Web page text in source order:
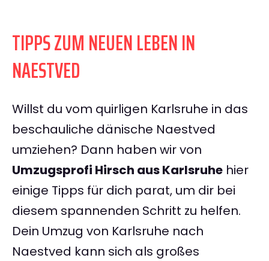
TIPPS ZUM NEUEN LEBEN IN
NAESTVED
Willst du vom quirligen Karlsruhe in das
beschauliche dänische Naestved
umziehen? Dann haben wir von
Umzugsprofi Hirsch aus Karlsruhe hier
einige Tipps für dich parat, um dir bei
diesem spannenden Schritt zu helfen.
Dein Umzug von Karlsruhe nach
Naestved kann sich als großes